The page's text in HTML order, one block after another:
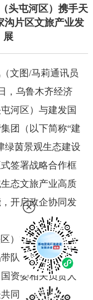
头屯河区）携手天
沟片区文旅产业发
展
文图/马莉通讯员
，乌鲁木齐经济
河区）与建发国
团（以下简称“建
绿茵景观生态建设
签署战略合作框
态文旅产业高质
开启政企协同发
）管委会副主任
带队参加签约仪
资委相关负责人
同参会，成功促